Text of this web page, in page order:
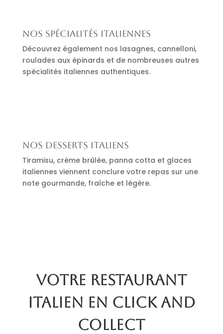
Nos spécialités italiennes
Découvrez également nos lasagnes, cannelloni,
roulades aux épinards et de nombreuses autres
spécialités italiennes authentiques.
Nos desserts italiens
Tiramisu, crème brûlée, panna cotta et glaces
italiennes viennent conclure votre repas sur une
note gourmande, fraîche et légère.
Votre restaurant
italien en click and
collect